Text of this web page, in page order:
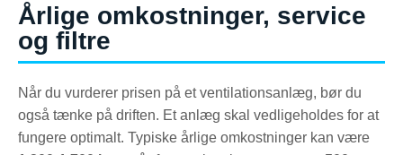
Årlige omkostninger, service
og filtre
Når du vurderer prisen på et ventilationsanlæg, bør du
også tænke på driften. Et anlæg skal vedligeholdes for at
fungere optimalt. Typiske årlige omkostninger kan være